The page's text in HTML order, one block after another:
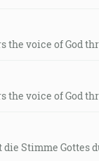
the voice of God
the voice of God
die Stimme Gottes